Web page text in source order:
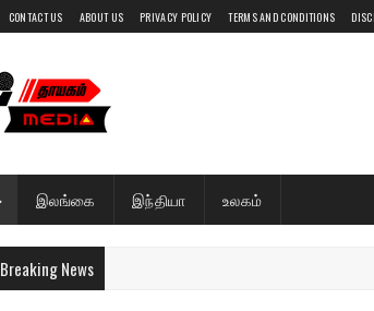
CONTACT US ABOUT US PRIVACY POLICY TERMS AND CONDITIONS
இலங்கை இந்தியா உலகம்
Breaking News